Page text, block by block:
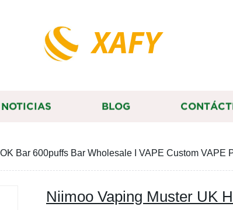
XAFY
NOTICIAS BLOG
Bar 600puffs Bar Wholesale I VAPE Custom
Niimoo Vaping Muster UK